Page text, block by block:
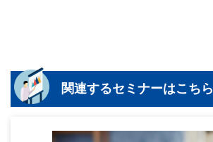
関連するセミナーはこちら